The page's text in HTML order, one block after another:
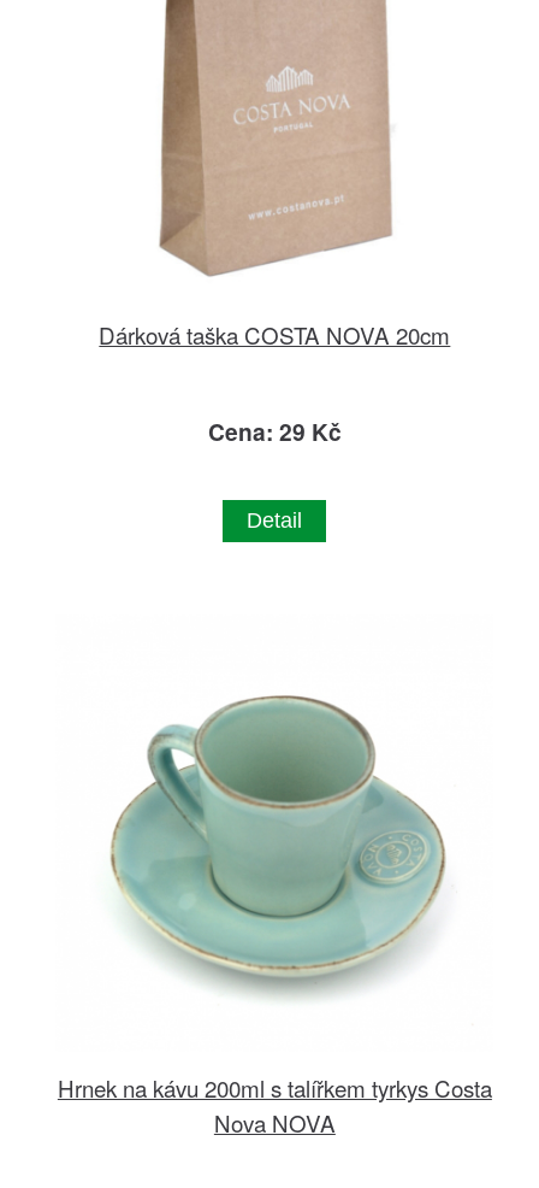
Dárková taška COSTA NOVA 20cm
Cena: 29 Kč
Detail
Hrnek na kávu 200ml s talířkem tyrkys Costa
Nova NOVA